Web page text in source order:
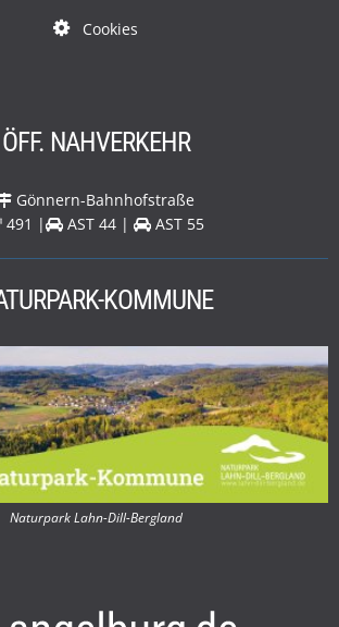
Cookies
ÖFF. NAHVERKEHR
Gönnern-Bahnhofstraße
491 |
AST 44 | AST 55
KOMMUNE
Naturpark Lahn-Dill-Bergland